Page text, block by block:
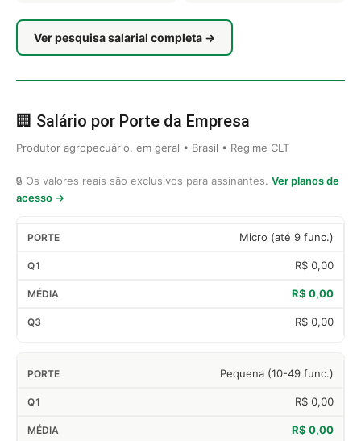
Ver pesquisa salarial completa →
🏢 Salário por Porte da Empresa
Produtor agropecuário, em geral • Brasil • Regime CLT
🔒 Os valores reais são exclusivos para assinantes. Ver planos de
acesso →
Micro (até 9 func.)
R$ 0,00
R$ 0,00
R$ 0,00
Pequena (10-49 func.)
R$ 0,00
R$ 0,00